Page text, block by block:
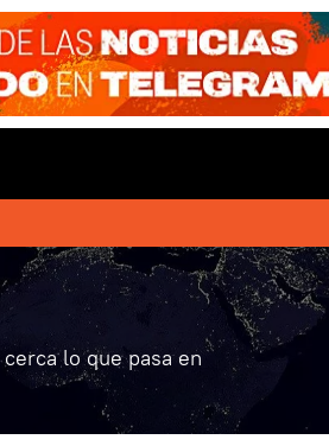
lo que pasa en